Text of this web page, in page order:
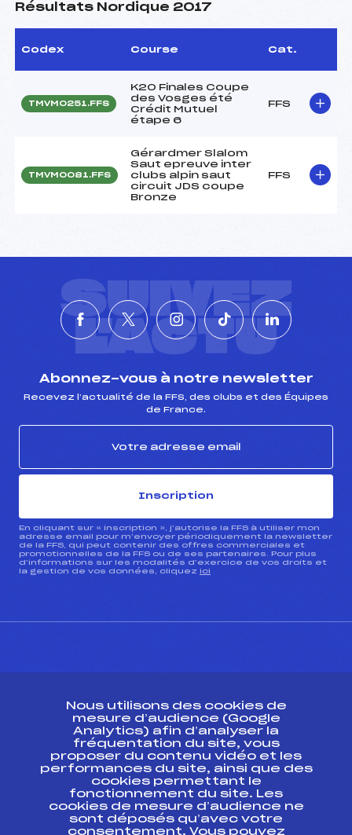
Résultats Nordique 2017
Codex Course Cat.
TMVM0251.FFS
K20 Finales Coupe
des Vosges été
Crédit Mutuel
étape 6
FFS
TMVM0081.FFS
Gérardmer Slalom
Saut epreuve inter
clubs alpin saut
circuit JDS coupe
Bronze
FFS
SUIVEZ
L'ACTU
Abonnez-vous à notre newsletter
Recevez l’actualité de la FFS, des clubs et des Équipes
de France.
Inscription
En cliquant sur « inscription », j’autorise la FFS à utiliser mon
adresse email pour m’envoyer périodiquement la newsletter
de la FFS, qui peut contenir des offres commerciales et
promotionnelles de la FFS ou de ses partenaires. Pour plus
d’informations sur les modalités d’exercice de vos droits et
la gestion de vos données, cliquez ici
ESPACE PRESSE
Ressources
Pass’Neige
Projet sportif fédéral
Projet de performance fédéral
Antidopage
Nous utilisons des cookies de
mesure d’audience (Google
Analytics) afin d’analyser la
fréquentation du site, vous
proposer du contenu vidéo et les
performances du site, ainsi que des
cookies permettant le
fonctionnement du site. Les
cookies de mesure d’audience ne
sont déposés qu’avec votre
consentement. Vous pouvez